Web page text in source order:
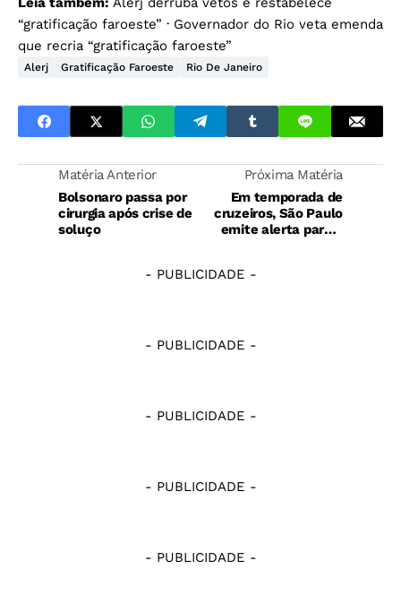
“gratificação faroeste” · Governador do Rio veta emenda
que recria “gratificação faroeste”
Alerj Gratificação Faroeste Rio De Janeiro
Matéria Anterior
Bolsonaro passa por
cirurgia após crise de
soluço
Próxima Matéria
Em temporada de
cruzeiros, São Paulo
emite alerta para o
- PUBLICIDADE -
- PUBLICIDADE -
- PUBLICIDADE -
- PUBLICIDADE -
- PUBLICIDADE -